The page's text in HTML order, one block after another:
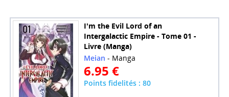
I'm the Evil Lord of an
Intergalactic Empire - Tome 01 -
Livre (Manga)
Meian - Manga
6.95 €
Points fidelités : 80